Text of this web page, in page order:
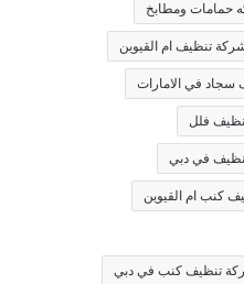
حمامات ومطابخ
تنظيف ام القيوين
في الامارات
فلل
في دبي
كنب ام القيوين
تنظيف كنب في دبي